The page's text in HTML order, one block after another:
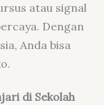
atau signal
Dengan
Anda bisa
di Sekolah